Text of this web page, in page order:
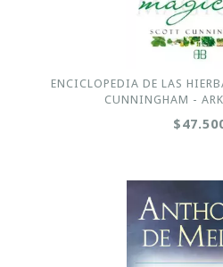
ENCICLOPEDIA DE LAS
CUNNINGHAM -